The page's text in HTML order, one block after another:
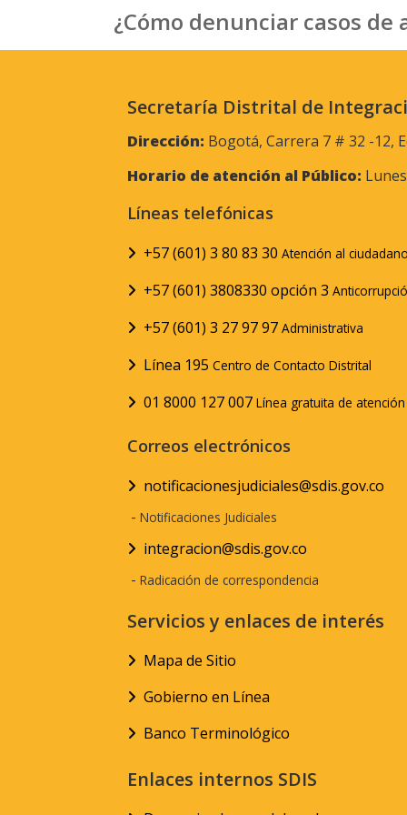
¿Cómo denunciar casos
Secretaría Distrital de
Dirección: Bogotá, Carrera 7 # 32 -12,
Horario de atención al Público:
Líneas telefónicas
+57 (601) 3 80 83 30 Atención al
+57 (601) 3808330 opción 3
+57 (601) 3 27 97 97 Administrativa
Línea 195 Centro de Contacto Distrital
01 8000 127 007 Línea gratuita de
Correos electrónicos
notificacionesjudiciales@sdis.gov.co
- Notificaciones Judiciales
integracion@sdis.gov.co
- Radicación de correspondencia
Servicios y enlaces de interés
Mapa de Sitio
Gobierno en Línea
Banco Terminológico
Enlaces internos SDIS